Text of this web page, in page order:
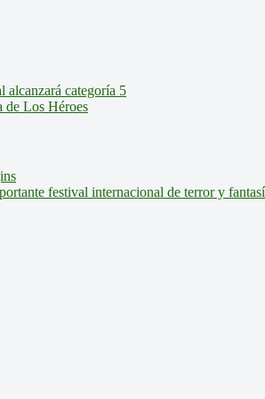
alcanzará categoría 5
de Los Héroes
festival internacional de terror y